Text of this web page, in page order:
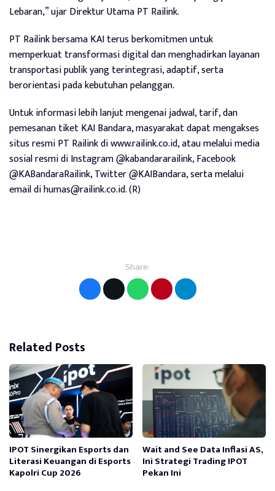
Lebaran,” ujar Direktur Utama PT Railink.
PT Railink bersama KAI terus berkomitmen untuk
memperkuat transformasi digital dan menghadirkan layanan
transportasi publik yang terintegrasi, adaptif, serta
berorientasi pada kebutuhan pelanggan.
Untuk informasi lebih lanjut mengenai jadwal, tarif, dan
pemesanan tiket KAI Bandara, masyarakat dapat mengakses
situs resmi PT Railink di www.railink.co.id, atau melalui media
sosial resmi di Instagram @kabandararailink, Facebook
@KABandaraRailink, Twitter @KAIBandara, serta melalui
email di humas@railink.co.id. (R)
Share:
Related Posts
IPOT Sinergikan Esports dan
Literasi Keuangan di Esports
Kapolri Cup 2026
Wait and See Data Inflasi AS,
Ini Strategi Trading IPOT
Pekan Ini